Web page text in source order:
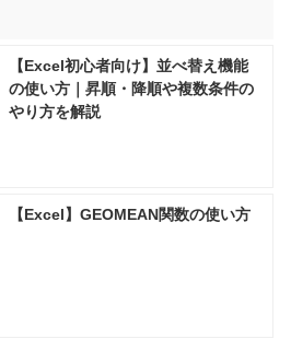
【Excel初心者向け】並べ替え機能
の使い方｜昇順・降順や複数条件の
やり方を解説
【Excel】GEOMEAN関数の使い方